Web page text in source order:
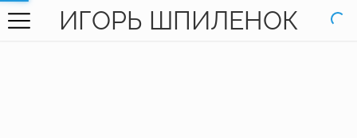
ИГОРЬ ШПИЛЕНОК